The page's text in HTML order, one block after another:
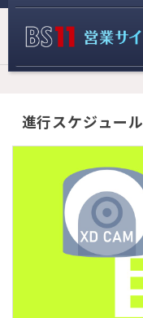
イト
進行スケジュール